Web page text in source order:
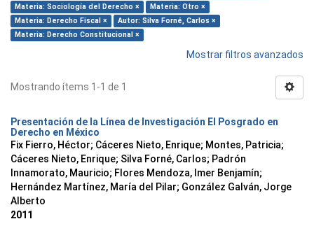
Materia: Sociología del Derecho ×
Materia: Otro ×
Materia: Derecho Fiscal ×
Autor: Silva Forné, Carlos ×
Materia: Derecho Constitucional ×
Mostrar filtros avanzados
Mostrando ítems 1-1 de 1
Presentación de la Línea de Investigación El Posgrado en
Derecho en México
Fix Fierro, Héctor; Cáceres Nieto, Enrique; Montes, Patricia;
Cáceres Nieto, Enrique; Silva Forné, Carlos; Padrón
Innamorato, Mauricio; Flores Mendoza, Imer Benjamín;
Hernández Martínez, María del Pilar; González Galván, Jorge
Alberto
2011